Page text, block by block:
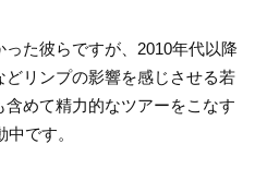
た彼らですが、2010年代以降
リンプの影響を感じさせる若
めて精力的なツアーをこなす
です。